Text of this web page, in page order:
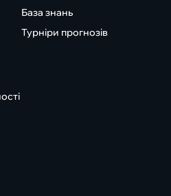
База знань
Турніри прогнозів